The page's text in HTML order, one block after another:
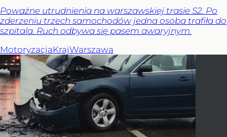
Poważne utrudnienia na warszawskiej trasie S2. Po
zderzeniu trzech samochodów jedna osoba trafiła do
szpitala. Ruch odbywa się pasem awaryjnym.
MotoryzacjaKrajWarszawa